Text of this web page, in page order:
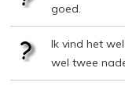
goed.
Ik vind het
wel twee